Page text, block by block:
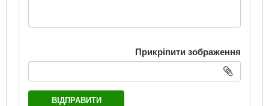
Прикріпити зображення
ВІДПРАВИТИ